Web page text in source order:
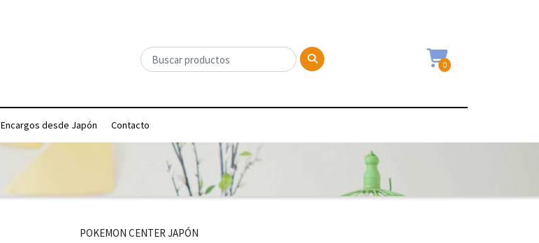
0
Encargos desde Japón Contacto
POKEMON CENTER JAPÓN